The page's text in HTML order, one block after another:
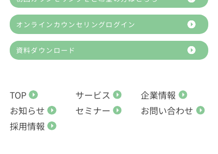
オンラインカウンセリングログイン
資料ダウンロード
TOP サービス
企業情報
お知らせ
セミナー
お問い合わせ
採用情報